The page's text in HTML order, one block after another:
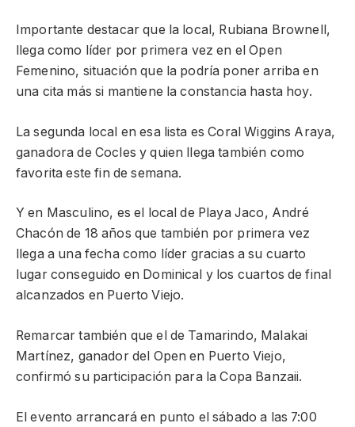
Importante destacar que la local, Rubiana Brownell,
llega como líder por primera vez en el Open
Femenino, situación que la podría poner arriba en
una cita más si mantiene la constancia hasta hoy.
La segunda local en esa lista es Coral Wiggins Araya,
ganadora de Cocles y quien llega también como
favorita este fin de semana.
Y en Masculino, es el local de Playa Jaco, André
Chacón de 18 años que también por primera vez
llega a una fecha como líder gracias a su cuarto
lugar conseguido en Dominical y los cuartos de final
alcanzados en Puerto Viejo.
Remarcar también que el de Tamarindo, Malakai
Martínez, ganador del Open en Puerto Viejo,
confirmó su participación para la Copa Banzaii.
El evento arrancará en punto el sábado a las 7:00